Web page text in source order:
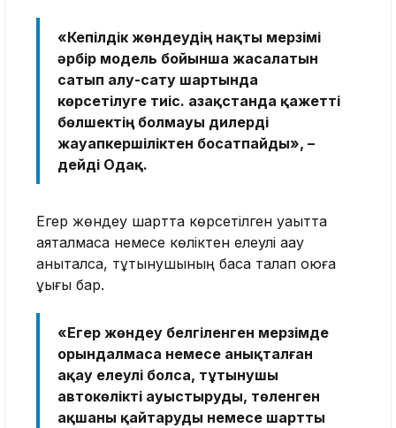
«Кепілдік жөндеудің нақты мерзімі
әрбір модель бойынша жасалатын
сатып алу-сату шартында
көрсетілуге тиіс. Қазақстанда қажетті
бөлшектің болмауы дилерді
жауапкершіліктен босатпайды», –
дейді Одақ.
Егер жөндеу шартта көрсетілген уақытта
аяқталмаса немесе көліктен елеулі ақау
анықталса, тұтынушының басқа талап қоюға
құқығы бар.
«Егер жөндеу белгіленген мерзімде
орындалмаса немесе анықталған
ақау елеулі болса, тұтынушы
автокөлікті ауыстыруды, төленген
ақшаны қайтаруды немесе шартты